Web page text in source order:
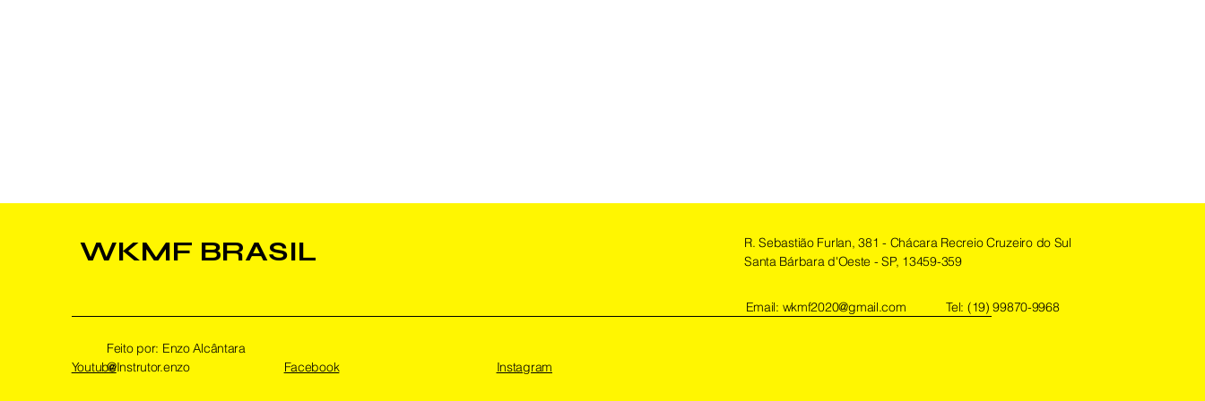
WKMF BRASIL
R. Sebastião Furlan, 381 - Chácara Recreio Cruzeiro do Sul
Santa Bárbara d'Oeste - SP, 13459-359
Email: wkmf2020@gmail.com Tel: (19) 99870-9968
Youtube Facebook Instagram
Feito por: Enzo Alcântara
@Instrutor.enzo